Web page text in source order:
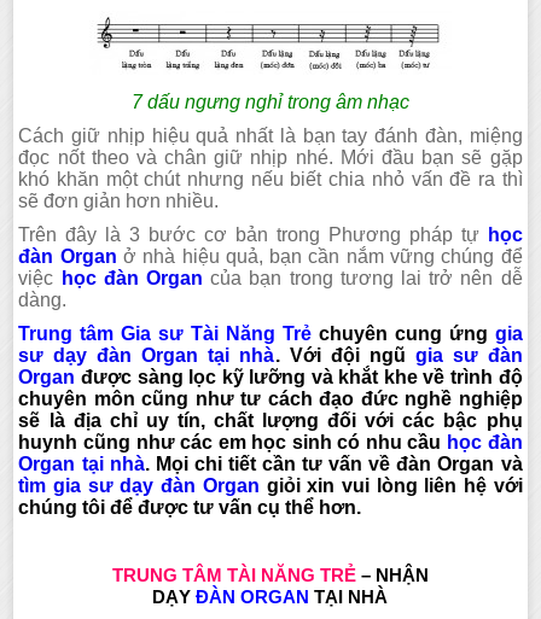
7 dấu ngưng nghỉ trong âm nhạc
Cách giữ nhịp hiệu quả nhất là bạn tay đánh đàn, miệng
đọc nốt theo và chân giữ nhịp nhé. Mới đầu bạn sẽ gặp
khó khăn một chút nhưng nếu biết chia nhỏ vấn đề ra thì
sẽ đơn giản hơn nhiều.
Trên đây là 3 bước cơ bản trong Phương pháp tự học
đàn Organ ở nhà hiệu quả, bạn cần nắm vững chúng để
việc học đàn Organ của bạn trong tương lai trở nên dễ
dàng.
Trung tâm Gia sư Tài Năng Trẻchuyên cung ứng gia
sư dạy đàn Organ tại nhà. Với đội ngũ gia sư đàn
Organ được sàng lọc kỹ lưỡng và khắt khe về trình độ
chuyên môn cũng như tư cách đạo đức nghề nghiệp
sẽ là địa chỉ uy tín, chất lượng đối với các bậc phụ
huynh cũng như các em học sinh có nhu cầu học đàn
Organ tại nhà. Mọi chi tiết cần tư vấn về đàn Organ và
tìm gia sư dạy đàn Organ giỏi xin vui lòng liên hệ với
chúng tôi để được tư vấn cụ thể hơn.
TRUNG TÂM TÀI NĂNG TRẺ – NHẬN
DẠY ĐÀN ORGANTẠI NHÀ